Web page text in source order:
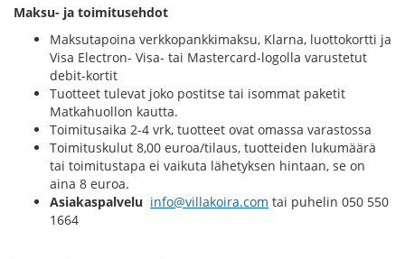
Maksu- ja toimitusehdot
Maksutapoina verkkopankkimaksu, Klarna, luottokortti ja
Visa Electron- Visa- tai Mastercard-logolla varustetut
debit-kortit
Tuotteet tulevat joko postitse tai isommat paketit
Matkahuollon kautta.
Toimitusaika 2-4 vrk, tuotteet ovat omassa varastossa
Toimituskulut 8,00 euroa/tilaus, tuotteiden lukumäärä
tai toimitustapa ei vaikuta lähetyksen hintaan, se on
aina 8 euroa.
Asiakaspalvelu info@villakoira.com tai puhelin 050 550
1664